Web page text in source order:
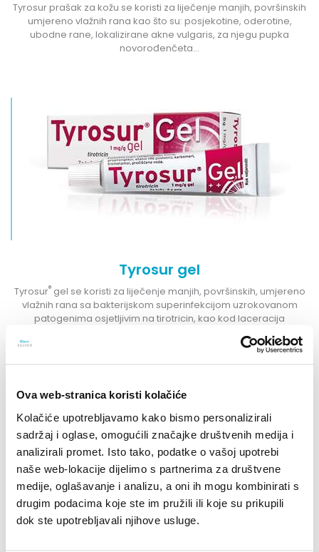
Ova web-stranica koristi kolačiće
Kolačiće upotrebljavamo kako bismo personalizirali
sadržaj i oglase, omogućili značajke društvenih medija i
analizirali promet. Isto tako, podatke o vašoj upotrebi
naše web-lokacije dijelimo s partnerima za društvene
medije, oglašavanje i analizu, a oni ih mogu kombinirati s
drugim podacima koje ste im pružili ili koje su prikupili
dok ste upotrebljavali njihove usluge.
Tyrosur prašak za kožu se koristi za liječenje manjih, površinskih
umjereno vlažnih rana kao što su: posjekotine, oderotine,
ubodne rane, lokalizirane akne vulgaris, za njegu pupka
novorođenčeta…
Tyrosur gel
Tyrosur®gel se koristi za liječenje manjih, površinskih, umjereno
vlažnih rana sa bakterijskom superinfekcijom uzrokovanom
patogenima osjetljivim na tirotricin, kao kod laceracija
NOVOSTI